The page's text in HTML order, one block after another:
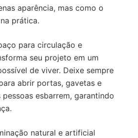
aparência, mas como o
prática.
para circulação e
seu projeto em um
de viver. Deixe sempre
abrir portas, gavetas e
esbarrem, garantindo
natural e artificial